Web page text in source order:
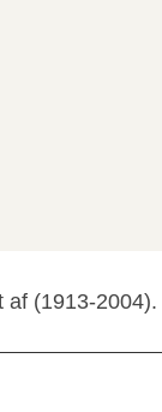
af (1913-2004).